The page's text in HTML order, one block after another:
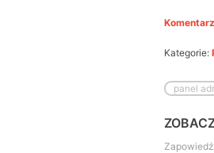
Kategorie:
panel